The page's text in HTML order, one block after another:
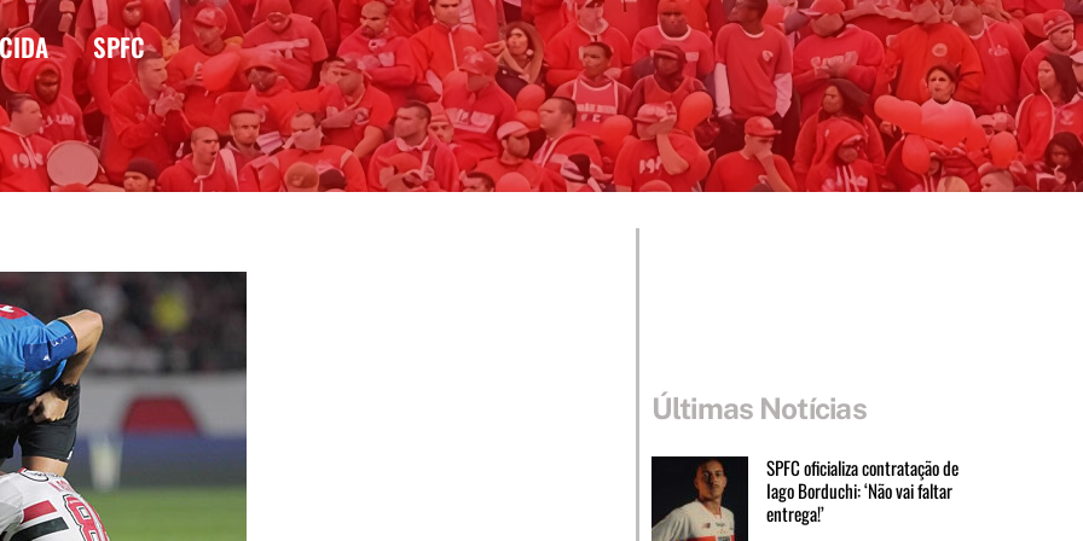
SPFC
Últimas Notícias
SPFC oficializa contratação de
Iago Borduchi: ‘Não vai faltar
entrega!’